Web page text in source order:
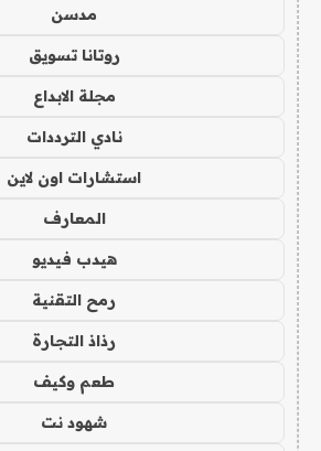
مدسن
روتانا تسويق
مجلة الابداع
نادي الترددات
استشارات اون لاين
المعارف
هيدب فيديو
رمح التقنية
رذاذ التجارة
طعم وكيف
شهود نت